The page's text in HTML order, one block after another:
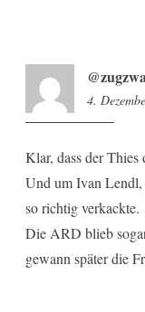
4.
Klar, dass der Thies
Und um Ivan Lendl,
so richtig verkackte.
Die ARD blieb
gewann später die